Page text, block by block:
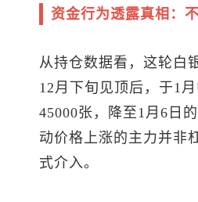
资金行为透露真相：
从持仓数据看，这轮白
12月下旬见顶后，于1
45000张，降至1月6日
动价格上涨的主力并非
式介入。